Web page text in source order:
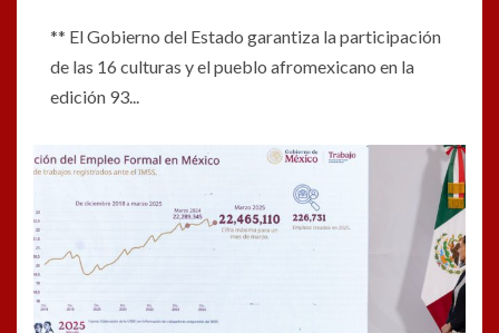
** El Gobierno del Estado garantiza la participación
de las 16 culturas y el pueblo afromexicano en la
edición 93...